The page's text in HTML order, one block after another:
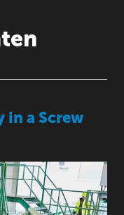
a Screw